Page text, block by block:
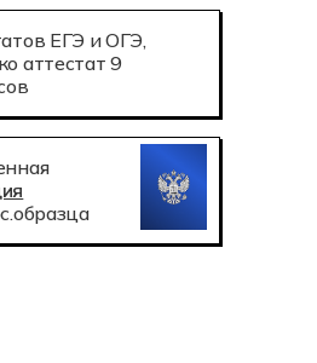
ЕГЭ и ОГЭ,
аттестат 9